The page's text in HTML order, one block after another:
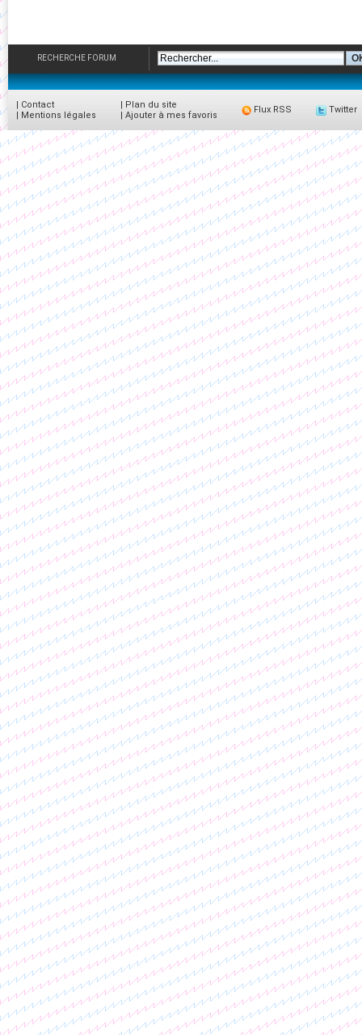
RECHERCHE FORUM
| Contact
| Mentions légales
| Plan du site
| Ajouter à mes favoris
Flux RSS Twitter